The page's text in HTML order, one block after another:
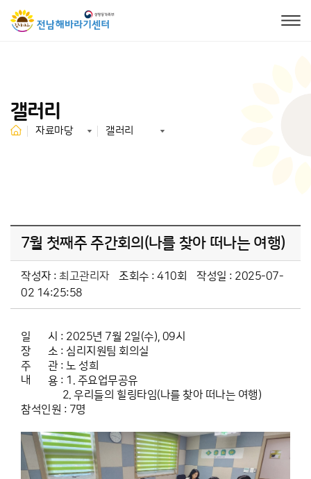
갤러리
자료마당 갤러리
7월 첫째주 주간회의(나를 찾아 떠나는 여행)
작성자 : 최고관리자 조회수 : 410회
작성일 : 2025-07-
02 14:25:58
일 시 : 2025년 7월 2일(수), 09시
장 소 : 심리지원팀 회의실
주 관 : 노 성희
내 용 : 1. 주요업무공유
2. 우리들의 힐링타임(나를 찾아 떠나는 여행)
참석인원 : 7명